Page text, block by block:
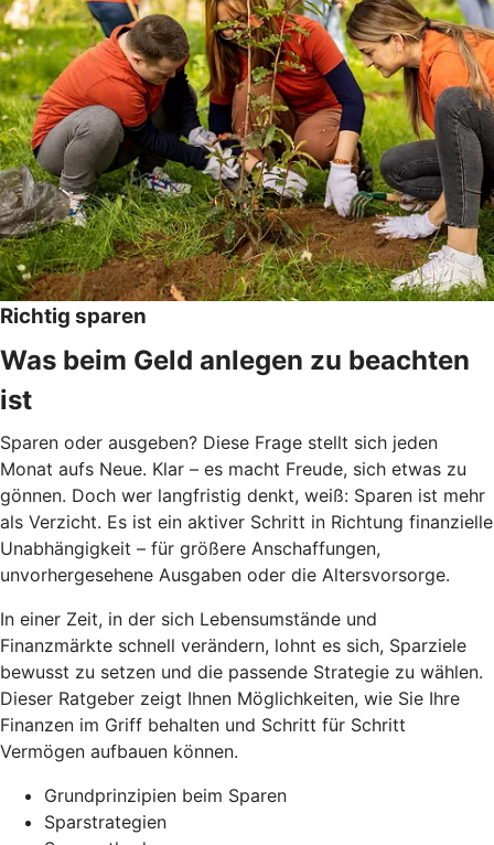
Richtig sparen
Was beim Geld anlegen zu beachten
ist
Sparen oder ausgeben? Diese Frage stellt sich jeden
Monat aufs Neue. Klar – es macht Freude, sich etwas zu
gönnen. Doch wer langfristig denkt, weiß: Sparen ist mehr
als Verzicht. Es ist ein aktiver Schritt in Richtung finanzielle
Unabhängigkeit – für größere Anschaffungen,
unvorhergesehene Ausgaben oder die Altersvorsorge.
In einer Zeit, in der sich Lebensumstände und
Finanzmärkte schnell verändern, lohnt es sich, Sparziele
bewusst zu setzen und die passende Strategie zu wählen.
Dieser Ratgeber zeigt Ihnen Möglichkeiten, wie Sie Ihre
Finanzen im Griff behalten und Schritt für Schritt
Vermögen aufbauen können.
Grundprinzipien beim Sparen
Sparstrategien